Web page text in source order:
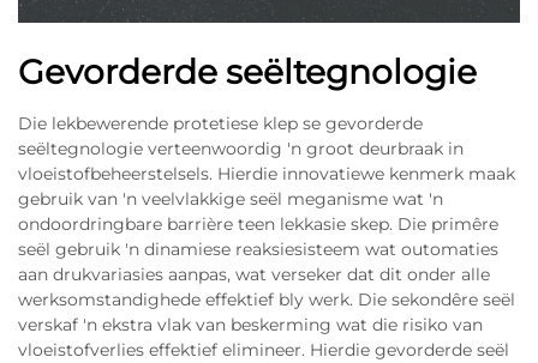
Gevorderde seëltegnologie
Die lekbewerende protetiese klep se gevorderde
seëltegnologie verteenwoordig 'n groot deurbraak in
vloeistofbeheerstelsels. Hierdie innovatiewe kenmerk maak
gebruik van 'n veelvlakkige seël meganisme wat 'n
ondoordringbare barrière teen lekkasie skep. Die primêre
seël gebruik 'n dinamiese reaksiesisteem wat outomaties
aan drukvariasies aanpas, wat verseker dat dit onder alle
werksomstandighede effektief bly werk. Die sekondêre seël
verskaf 'n ekstra vlak van beskerming wat die risiko van
vloeistofverlies effektief elimineer. Hierdie gevorderde seël